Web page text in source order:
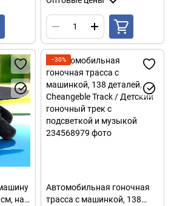
Воздушная стрельба по
летающим шарам
на
−30%
Автомобильная гоночная
трасса с машинкой, 138